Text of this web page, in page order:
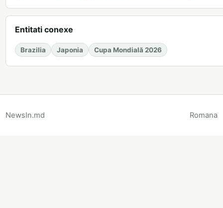
Entitati conexe
Brazilia Japonia Cupa Mondială 2026
NewsIn.md Romana